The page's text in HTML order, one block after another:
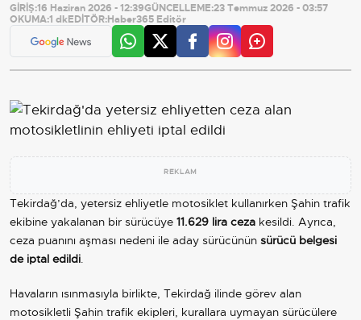
GİRİŞ:16 Haziran 2026 - 12:39GÜNCELLEME:23 Temmuz 2026 - 03:57
OKUMA:1 dkEDİTÖR:Haber365 Editör
REKLAM
Tekirdağ’da, yetersiz ehliyetle motosiklet kullanırken Şahin trafik
ekibine yakalanan bir sürücüye 11.629 lira ceza kesildi. Ayrıca,
ceza puanını aşması nedeni ile aday sürücünün sürücü belgesi
de iptal edildi.
Havaların ısınmasıyla birlikte, Tekirdağ ilinde görev alan
motosikletli Şahin trafik ekipleri, kurallara uymayan sürücülere